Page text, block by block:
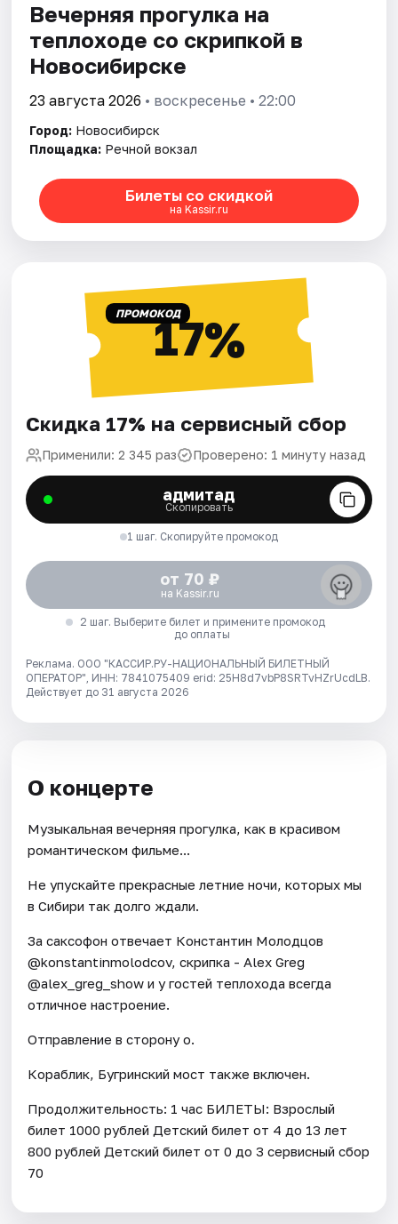
Вечерняя прогулка на
теплоходе со скрипкой в
Новосибирске
23 августа 2026 • воскресенье • 22:00
Город: Новосибирск
Площадка: Речной вокзал
Билеты со скидкой
на Kassir.ru
ПРОМОКОД17%
Скидка 17% на сервисный сбор
Применили: 2 345 раз Проверено: 1 минуту назад
адмитад
Скопировать
1 шаг. Скопируйте промокод
от 70 ₽
на Kassir.ru
2 шаг. Выберите билет и примените промокод
до оплаты
Реклама. ООО "КАССИР.РУ-НАЦИОНАЛЬНЫЙ БИЛЕТНЫЙ
ОПЕРАТОР", ИНН: 7841075409 erid: 25H8d7vbP8SRTvHZrUcdLB.
Действует до 31 августа 2026
О концерте
Музыкальная вечерняя прогулка, как в красивом
романтическом фильме...
Не упускайте прекрасные летние ночи, которых мы
в Сибири так долго ждали.
За саксофон отвечает Константин Молодцов
@konstantinmolodcov, скрипка - Alex Greg
@alex_greg_show и у гостей теплохода всегда
отличное настроение.
Отправление в сторону о.
Кораблик, Бугринский мост также включен.
Продолжительность: 1 час БИЛЕТЫ: Взрослый
билет 1000 рублей Детский билет от 4 до 13 лет
800 рублей Детский билет от 0 до 3 сервисный сбор
70